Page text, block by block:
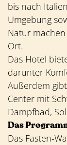
bis nach
Umgebung
Natur
Ort.
Das Hotel
darunter
Außerdem
Center mit
Dampfbad,
Das
Das Fasten-